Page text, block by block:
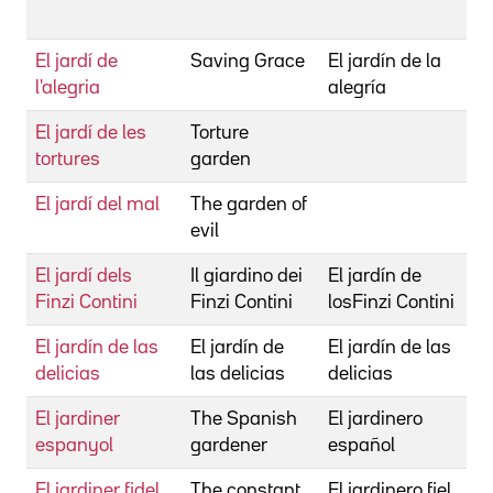
El jardí de
l'alegria
Saving Grace
El jardín de la
alegría
El jardí de les
tortures
Torture
garden
El jardí del mal
The garden of
evil
El jardí dels
Finzi Contini
Il giardino dei
Finzi Contini
El jardín de
losFinzi Contini
El jardín de las
delicias
El jardín de
las delicias
El jardín de las
delicias
El jardiner
espanyol
The Spanish
gardener
El jardinero
español